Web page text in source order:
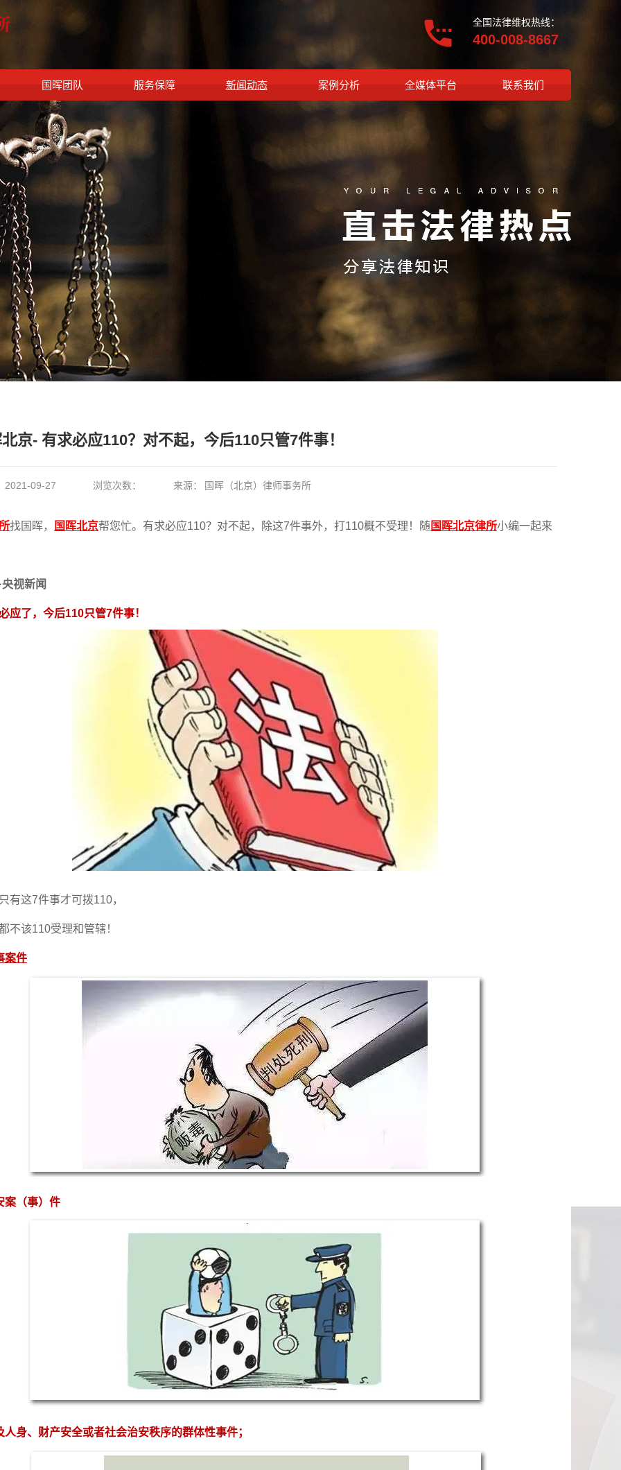
全国法律维权热线：
400-008-8667
国晖团队 服务保障 新闻动态 案例分析 全媒体平台 联系我们
京- 有求必应110？对不起，今后110只管7件事！
2021-09-27 浏览次数： 来源： 国晖（北京）律师事务所
找国晖， 国晖北京帮您忙。有求必应110？对不起，除这7件事外，打110概不受理！随国晖北京律所小编一起来
央视新闻
应了，今后110只管7件事！
这7件事才可拨110，
该110受理和管辖！
案件
（事）件
身、财产安全或者社会治安秩序的群体性事件；